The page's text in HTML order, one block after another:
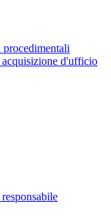
d'ufficio